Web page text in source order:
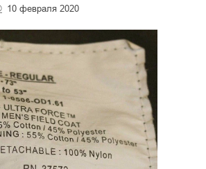
10 февраля 2020